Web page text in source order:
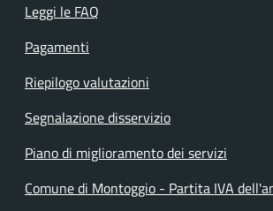
Leggi le FAQ
Pagamenti
Riepilogo valutazioni
Segnalazione disservizio
Piano di miglioramento dei servizi
Comune di Montoggio - Partita IVA